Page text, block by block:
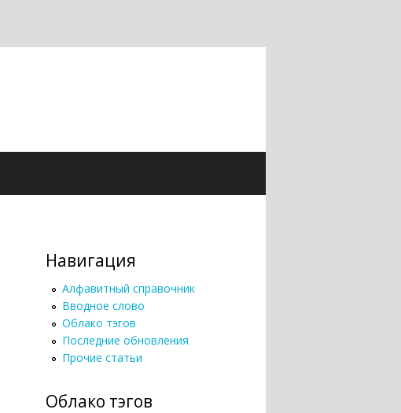
Навигация
Алфавитный справочник
Вводное слово
Облако тэгов
Последние обновления
Прочие статьи
Облако тэгов